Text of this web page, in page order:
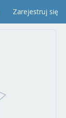
Zarejestruj się